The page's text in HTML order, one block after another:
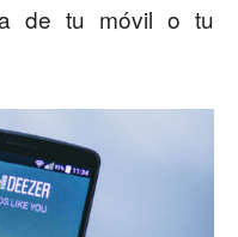
de tu móvil o tu